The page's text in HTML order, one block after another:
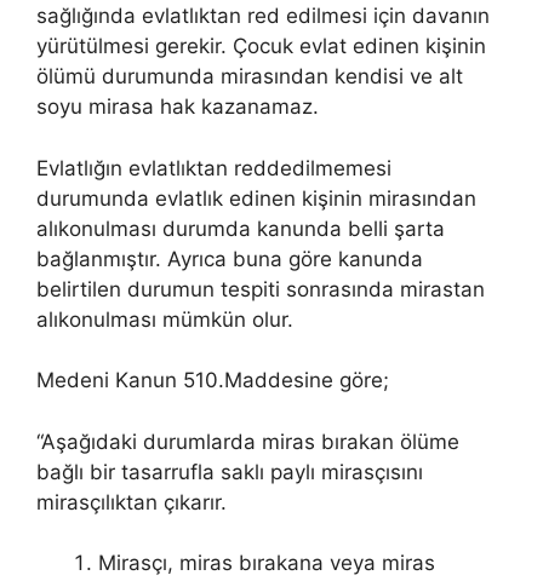
sağlığında evlatlıktan red edilmesi için davanın
yürütülmesi gerekir. Çocuk evlat edinen kişinin
ölümü durumunda mirasından kendisi ve alt
soyu mirasa hak kazanamaz.
Evlatlığın evlatlıktan reddedilmemesi
durumunda evlatlık edinen kişinin mirasından
alıkonulması durumda kanunda belli şarta
bağlanmıştır. Ayrıca buna göre kanunda
belirtilen durumun tespiti sonrasında mirastan
alıkonulması mümkün olur.
Medeni Kanun 510.Maddesine göre;
“Aşağıdaki durumlarda miras bırakan ölüme
bağlı bir tasarrufla saklı paylı mirasçısını
mirasçılıktan çıkarır.
Mirasçı, miras bırakana veya miras